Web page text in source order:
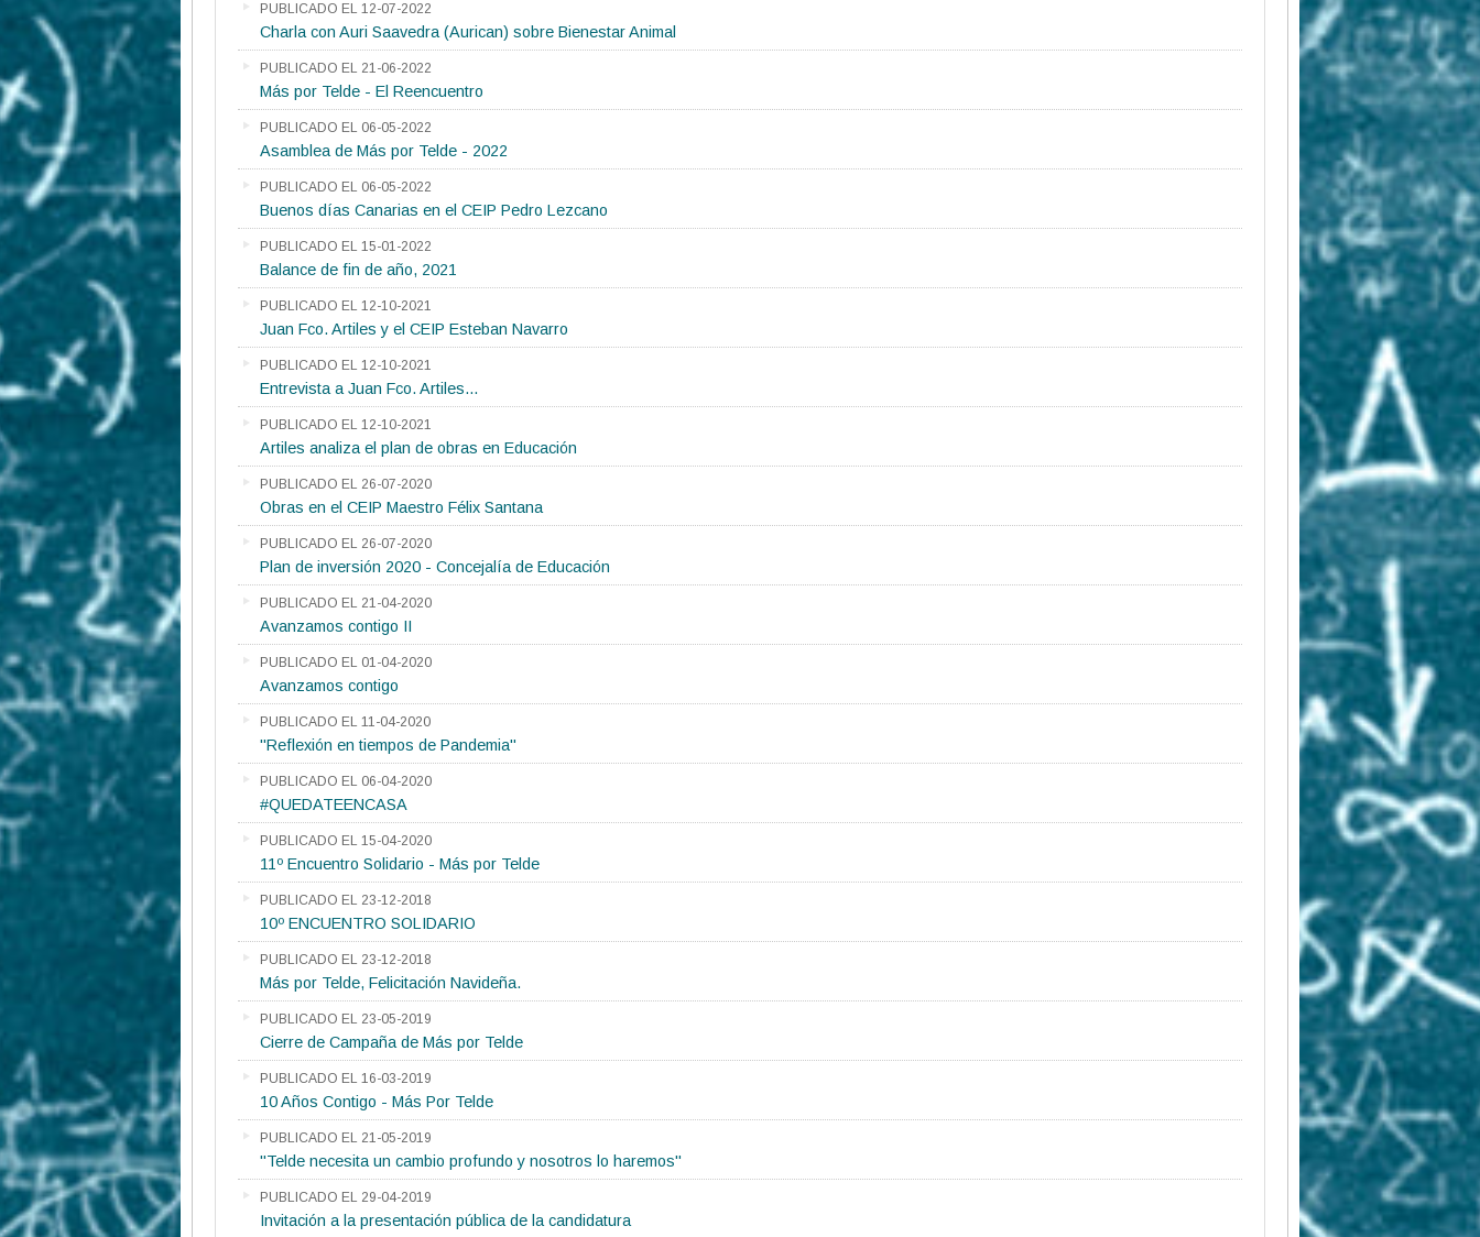
PUBLICADO EL 12-07-2022
Charla con Auri Saavedra (Aurican) sobre Bienestar Animal
PUBLICADO EL 21-06-2022
Más por Telde - El Reencuentro
PUBLICADO EL 06-05-2022
Asamblea de Más por Telde - 2022
PUBLICADO EL 06-05-2022
Buenos días Canarias en el CEIP Pedro Lezcano
PUBLICADO EL 15-01-2022
Balance de fin de año, 2021
PUBLICADO EL 12-10-2021
Juan Fco. Artiles y el CEIP Esteban Navarro
PUBLICADO EL 12-10-2021
Entrevista a Juan Fco. Artiles...
PUBLICADO EL 12-10-2021
Artiles analiza el plan de obras en Educación
PUBLICADO EL 26-07-2020
Obras en el CEIP Maestro Félix Santana
PUBLICADO EL 26-07-2020
Plan de inversión 2020 - Concejalía de Educación
PUBLICADO EL 21-04-2020
Avanzamos contigo II
PUBLICADO EL 01-04-2020
Avanzamos contigo
PUBLICADO EL 11-04-2020
"Reflexión en tiempos de Pandemia"
PUBLICADO EL 06-04-2020
#QUEDATEENCASA
PUBLICADO EL 15-04-2020
11º Encuentro Solidario - Más por Telde
PUBLICADO EL 23-12-2018
10º ENCUENTRO SOLIDARIO
PUBLICADO EL 23-12-2018
Más por Telde, Felicitación Navideña.
PUBLICADO EL 23-05-2019
Cierre de Campaña de Más por Telde
PUBLICADO EL 16-03-2019
10 Años Contigo - Más Por Telde
PUBLICADO EL 21-05-2019
"Telde necesita un cambio profundo y nosotros lo haremos"
PUBLICADO EL 29-04-2019
Invitación a la presentación pública de la candidatura